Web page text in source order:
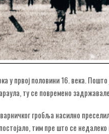
првој половини 16. века.
ту се повремено
гробља насилно
тим пре што се